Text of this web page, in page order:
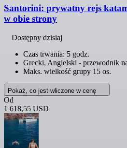
Santorini: prywatny rejs
w obie strony
Dostępny dzisiaj
Czas trwania: 5 godz.
Grecki, Angielski - przewodnik
Maks. wielkość grupy 15 os.
Pokaż, co jest wliczone w cenę
Od
1 618,55 USD